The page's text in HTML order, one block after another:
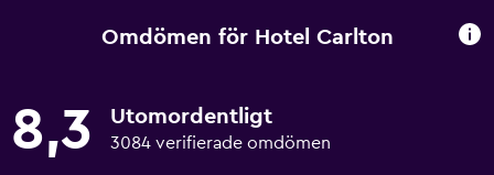
Omdömen för Hotel Carlton
8,3 Utomordentligt
3084 verifierade omdömen